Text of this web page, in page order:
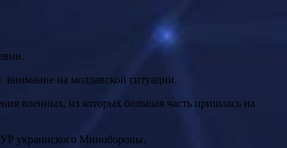
на молдавской ситуации.
военных, из которых большая часть пришлась на
украинского Минобороны.